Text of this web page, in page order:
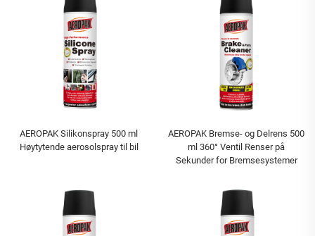
AEROPAK Silikonspray 500 ml
Høytytende aerosolspray til bil
AEROPAK Bremse- og Delrens 500
ml 360° Ventil Renser på
Sekunder for Bremsesystemer